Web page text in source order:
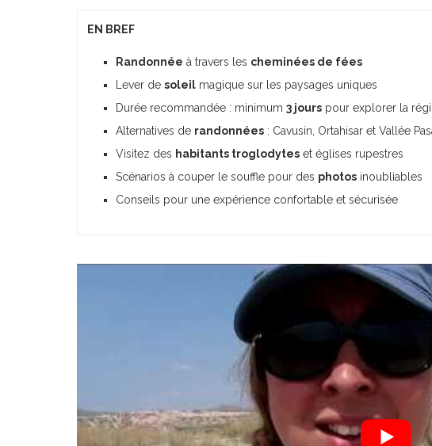
EN BREF
Randonnée à travers les cheminées de fées
Lever de soleil magique sur les paysages uniques
Durée recommandée : minimum 3 jours pour explorer la
Alternatives de randonnées : Cavusin, Ortahisar et Vallée
Visitez des habitants troglodytes et églises rupestres
Scénarios à couper le souffle pour des photos inoubliables
Conseils pour une expérience confortable et sécurisée